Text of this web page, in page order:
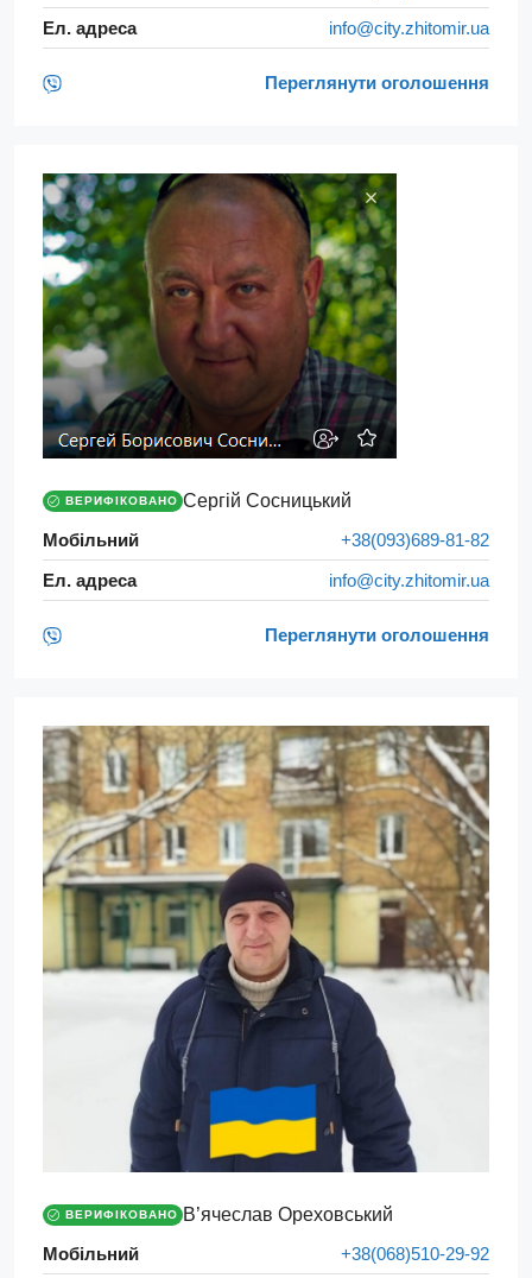
Ел. адреса
info@city.zhitomir.ua
Переглянути оголошення
ВЕРИФІКОВАНО Сергій Сосницький
Мобільний
+38(093)689-81-82
Ел. адреса
info@city.zhitomir.ua
Переглянути оголошення
ВЕРИФІКОВАНО
В’ячеслав Ореховський
Мобільний
+38(068)510-29-92